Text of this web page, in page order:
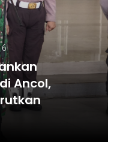
Ancol,